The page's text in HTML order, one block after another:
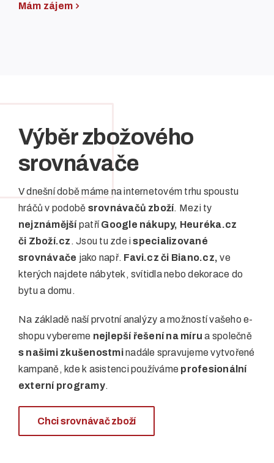
Mám zájem
Výběr zbožového
srovnávače
V dnešní době máme na internetovém trhu spoustu
hráčů v podobě srovnávačů zboží. Mezi ty
nejznámějšípatříGoogle nákupy, Heuréka.cz
či Zboží.cz. Jsou tu zde ispecializované
srovnávače jako např. Favi.cz či Biano.cz, ve
kterých najdete nábytek, svítidla nebo dekorace do
bytu a domu.
Na základě naší prvotní analýzy a možností vašeho e-
shopu vybereme nejlepší řešení na míru a společně
s našimi zkušenostminadále spravujeme vytvořené
kampaně, kde k asistenci používáme profesionální
externí programy.
Chci srovnávač zboží